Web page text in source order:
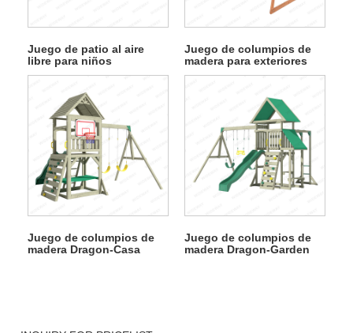
Juego de patio al aire
libre para niños
Juego de columpios de
madera para exteriores
Dragon-Cocoon
Juego de columpios de
madera Dragon-Casa
Juego de columpios de
madera Dragon-Garden